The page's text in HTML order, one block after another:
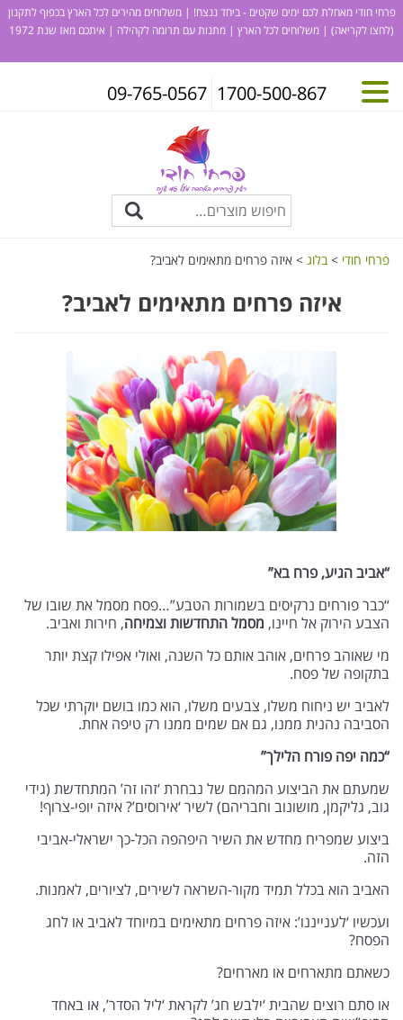
פרחי חודי מאחלת לכם ימים שקטים - ביחד ננצח! | משלוחים מהירים לכל הארץ בכפוף לתקנון
(לחצו לקריאה) | משלוחים לכל הארץ | מתנות עם תרומה לקהילה | איתכם מאז שנת 1972
1700-500-867
09-765-0567
פרחי חודי >בלוג > איזה פרחים מתאימים לאביב?
איזה פרחים מתאימים לאביב?
“אביב הגיע, פרח בא”
“כבר פורחים נרקיסים בשמורות הטבע”…פסח מסמל את שובו של
הצבע הירוק אל חיינו, מסמל התחדשות וצמיחה, חירות ואביב.
מי שאוהב פרחים, אוהב אותם כל השנה, ואולי אפילו קצת יותר
בתקופה של פסח.
לאביב יש ניחוח משלו, צבעים משלו, הוא כמו בושם יוקרתי שכל
הסביבה נהנית ממנו, גם אם שמים ממנו רק טיפה אחת.
“כמה יפה פורח הלילך”
שמעתם את הביצוע המהמם של נבחרת ‘זהו זה’ המתחדשת (גידי
גוב, גליקמן, מושונוב וחבריהם) לשיר ‘אירוסים’? איזה יופי-צרוף!
ביצוע שמפריח מחדש את השיר היפהפה הכל-כך ישראלי-אביבי
הזה.
האביב הוא בכלל תמיד מקור-השראה לשירים, לציורים, לאמנות.
ועכשיו ‘לענייננו’: איזה פרחים מתאימים במיוחד לאביב או לחג
הפסח?
כשאתם מתארחים או מארחים?
או סתם רוצים שהבית ‘ילבש חג’ לקראת ‘ליל הסדר’, או באחד